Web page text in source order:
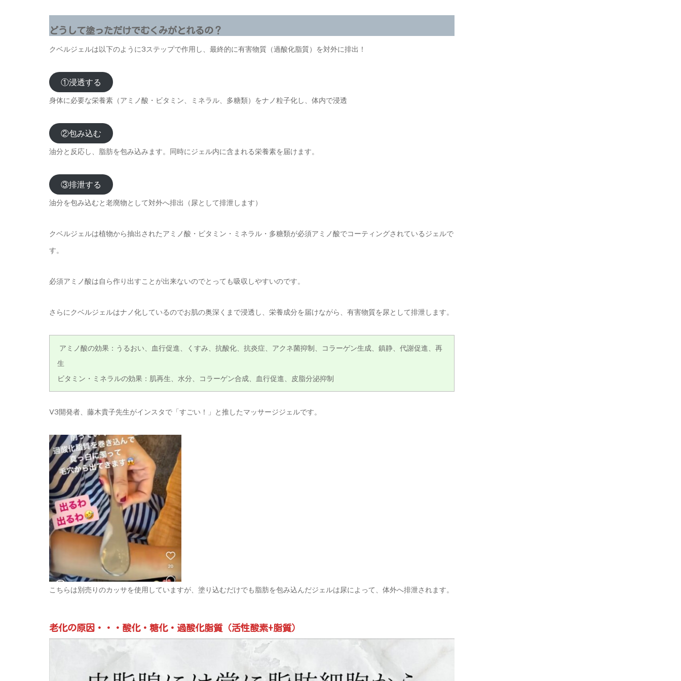
どうして塗っただけでむくみがとれるの？
クベルジェルは以下のように3ステップで作用し、最終的に有害物質（過酸化脂質）を対外に排出！
①浸透する
身体に必要な栄養素（アミノ酸・ビタミン、ミネラル、多糖類）をナノ粒子化し、体内で浸透
②包み込む
油分と反応し、脂肪を包み込みます。同時にジェル内に含まれる栄養素を届けます。
③排泄する
油分を包み込むと老廃物として対外へ排出（尿として排泄します）
クベルジェルは植物から抽出されたアミノ酸・ビタミン・ミネラル・多糖類が必須アミノ酸でコーティングされているジェルで
す。
必須アミノ酸は自ら作り出すことが出来ないのでとっても吸収しやすいのです。
さらにクベルジェルはナノ化しているのでお肌の奥深くまで浸透し、栄養成分を届けながら、有害物質を尿として排泄します。
アミノ酸の効果：うるおい、血行促進、くすみ、抗酸化、抗炎症、アクネ菌抑制、コラーゲン生成、鎮静、代謝促進、再
生
ビタミン・ミネラルの効果：肌再生、水分、コラーゲン合成、血行促進、皮脂分泌抑制
V3開発者、藤木貴子先生がインスタで「すごい！」と推したマッサージジェルです。
こちらは別売りのカッサを使用していますが、塗り込むだけでも脂肪を包み込んだジェルは尿によって、体外へ排泄されます。
老化の原因・・・酸化・糖化・過酸化脂質（活性酸素+脂質）